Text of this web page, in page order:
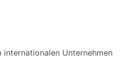
internationalen Unternehmen